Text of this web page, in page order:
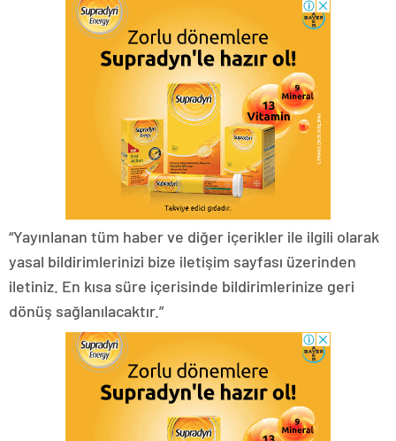
“Yayınlanan tüm haber ve diğer içerikler ile ilgili olarak
yasal bildirimlerinizi bize iletişim sayfası üzerinden
iletiniz. En kısa süre içerisinde bildirimlerinize geri
dönüş sağlanılacaktır.”